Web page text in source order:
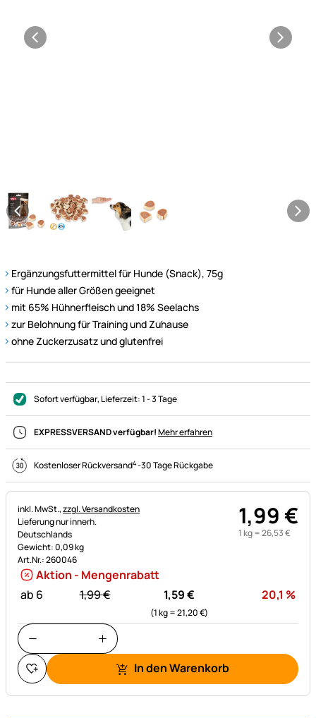
Ergänzungsfuttermittel für Hunde (Snack), 75g
für Hunde aller Größen geeignet
mit 65% Hühnerfleisch und 18% Seelachs
zur Belohnung für Training und Zuhause
ohne Zuckerzusatz und glutenfrei
Sofort verfügbar, Lieferzeit:1 - 3 Tage
EXPRESSVERSAND verfügbar!Mehr erfahren
Kostenloser Rückversand4-30 Tage Rückgabe
Steuerhinweis:
inkl. MwSt.,zzgl. Versandkosten
Lieferung nur innerh.
Deutschlands
Gewicht: 0,09 kg
Art.Nr.: 260046
1,99€
1 kg =26,53€
Aktion - Mengenrabatt
ab 6
statt:
1,99€ 1,59€
(1 kg =21,20€)
20,1 %
In den Warenkorb